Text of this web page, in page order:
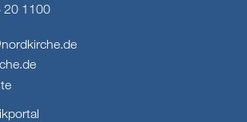
20 1100
nordkirche de
.de